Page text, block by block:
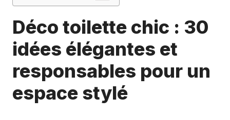
Déco toilette chic : 30
idées élégantes et
responsables pour un
espace stylé